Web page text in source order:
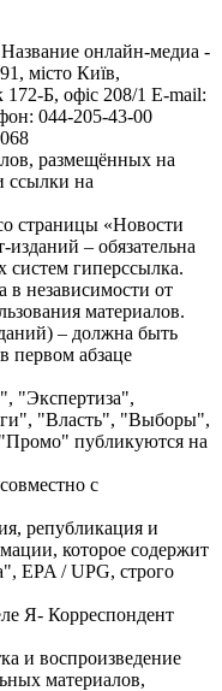
онлайн-медиа -
місто Київ,
Б, офіс 208/1 E-mail:
044-205-43-00
размещённых на
ссылки на
страницы «Новости
– обязательна
систем гиперссылка.
независимости от
материалов.
– должна быть
первом абзаце
"Экспертиза",
"Власть", "Выборы",
публикуются на
с
републикация и
которое содержит
EPA / UPG, строго
Я- Корреспондент
и воспроизведение
материалов,